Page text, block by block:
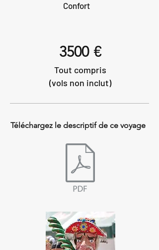
Confort
3500 €
Tout compris
(vols non inclut)
Téléchargez le descriptif de ce voyage